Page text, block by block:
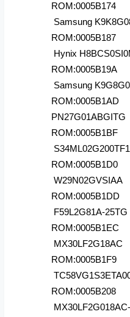
Samsung
Hynix
Samsung
PN27G01ABGITG
W29N02GVSIAA
F59L2G81A-25TG
MX30LF2G18AC